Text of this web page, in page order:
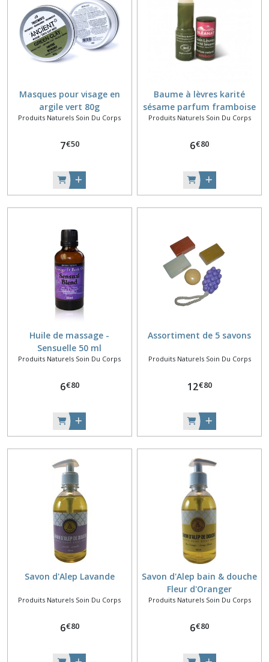
Masques pour visage en
argile vert 80g
Produits Naturels Soin Du Corps
7€50
Baume à lèvres karité
sésame parfum framboise
Produits Naturels Soin Du Corps
6€80
Huile de massage -
Sensuelle 50 ml
Produits Naturels Soin Du Corps
6€80
Assortiment de 5 savons
Produits Naturels Soin Du Corps
12€80
Savon d'Alep Lavande
Produits Naturels Soin Du Corps
6€80
Savon d'Alep bain & douche
Fleur d'Oranger
Produits Naturels Soin Du Corps
6€80